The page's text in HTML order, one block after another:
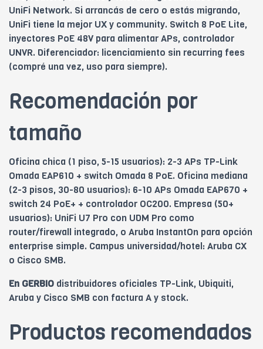
UniFi Network. Si arrancás de cero o estás migrando,
UniFi tiene la mejor UX y community. Switch 8 PoE Lite,
inyectores PoE 48V para alimentar APs, controlador
UNVR. Diferenciador: licenciamiento sin recurring fees
(compré una vez, uso para siempre).
Recomendación por
tamaño
Oficina chica (1 piso, 5-15 usuarios): 2-3 APs TP-Link
Omada EAP610 + switch Omada 8 PoE. Oficina mediana
(2-3 pisos, 30-80 usuarios): 6-10 APs Omada EAP670 +
switch 24 PoE+ + controlador OC200. Empresa (50+
usuarios): UniFi U7 Pro con UDM Pro como
router/firewall integrado, o Aruba InstantOn para opción
enterprise simple. Campus universidad/hotel: Aruba CX
o Cisco SMB.
En GERBIO distribuidores oficiales TP-Link, Ubiquiti,
Aruba y Cisco SMB con factura A y stock.
Productos recomendados